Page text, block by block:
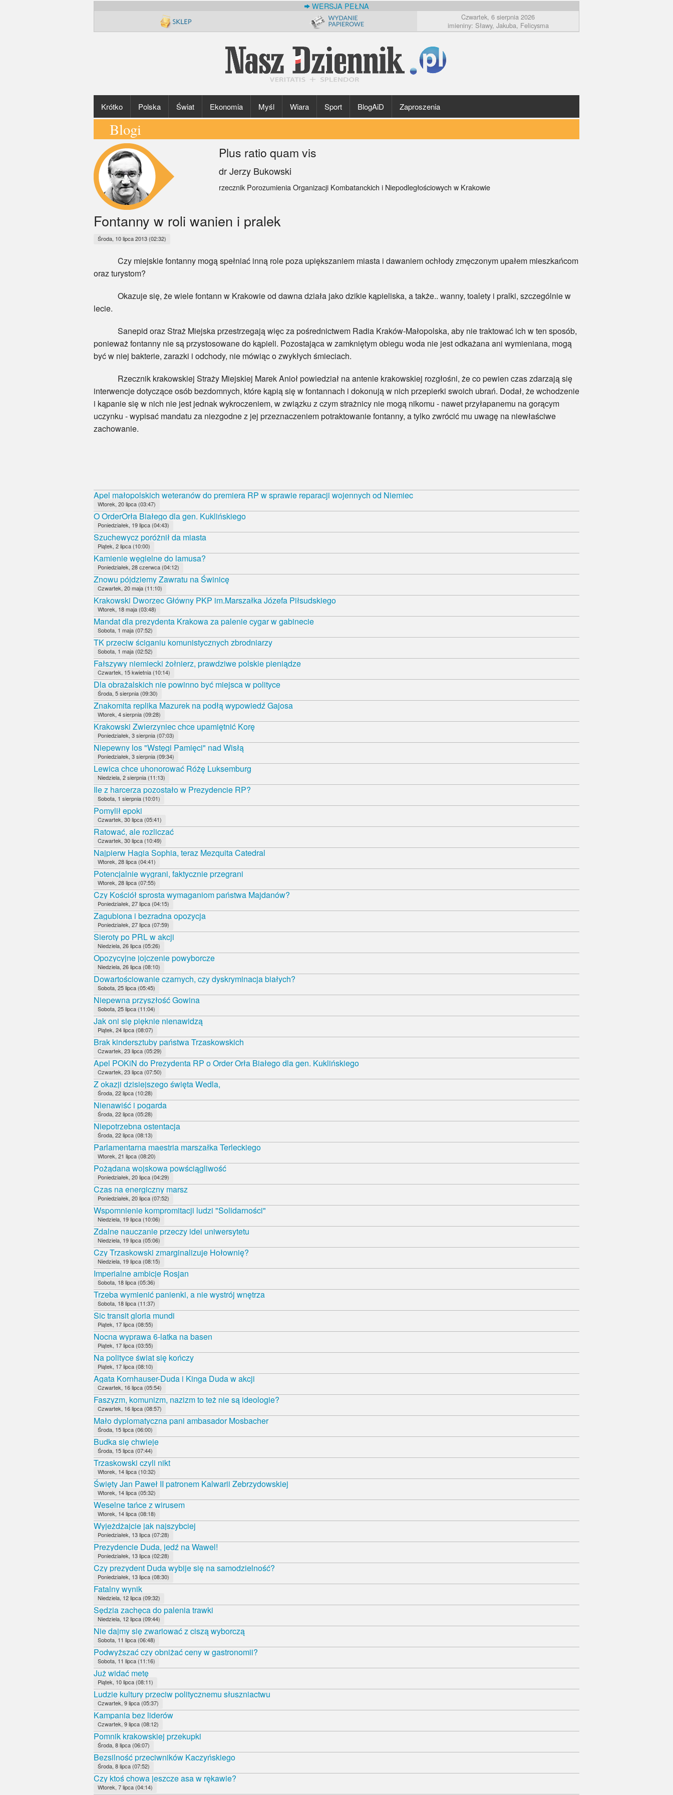
WERSJA PEŁNA
Czwartek, 6 sierpnia 2026
imieniny: Sławy, Jakuba, Felicysma
Krótko Polska Świat Ekonomia Myśl Wiara Sport BlogAiD Zaproszenia
Blogi
Plus ratio quam vis
dr Jerzy Bukowski
rzecznik Porozumienia Organizacji Kombatanckich i Niepodległościowych w Krakowie
Fontanny w roli wanien i pralek
Środa, 10 lipca 2013 (02:32)
Czy miejskie fontanny mogą spełniać inną role poza upiększaniem miasta i dawaniem ochłody zmęczonym upałem mieszkańcom
oraz turystom?
Okazuje się, że wiele fontann w Krakowie od dawna działa jako dzikie kąpieliska, a także.. wanny, toalety i pralki, szczególnie w
lecie.
Sanepid oraz Straż Miejska przestrzegają więc za pośrednictwem Radia Kraków-Małopolska, aby nie traktować ich w ten sposób,
ponieważ fontanny nie są przystosowane do kąpieli. Pozostająca w zamkniętym obiegu woda nie jest odkażana ani wymieniana, mogą
być w niej bakterie, zarazki i odchody, nie mówiąc o zwykłych śmieciach.
Rzecznik krakowskiej Straży Miejskiej Marek Anioł powiedział na antenie krakowskiej rozgłośni, że co pewien czas zdarzają się
interwencje dotyczące osób bezdomnych, które kąpią się w fontannach i dokonują w nich przepierki swoich ubrań. Dodał, że wchodzenie
i kąpanie się w nich nie jest jednak wykroczeniem, w związku z czym strażnicy nie mogą nikomu - nawet przyłapanemu na gorącym
uczynku - wypisać mandatu za niezgodne z jej przeznaczeniem potraktowanie fontanny, a tylko zwrócić mu uwagę na niewłaściwe
zachowanie.
Apel małopolskich weteranów do premiera RP w sprawie reparacji wojennych od Niemiec
Wtorek, 20 lipca (03:47)
O OrderOrła Białego dla gen. Kuklińskiego
Poniedziałek, 19 lipca (04:43)
Szuchewycz poróżnił da miasta
Piątek, 2 lipca (10:00)
Kamienie węgielne do lamusa?
Poniedziałek, 28 czerwca (04:12)
Znowu pójdziemy Zawratu na Świnicę
Czwartek, 20 maja (11:10)
Krakowski Dworzec Główny PKP im.Marszałka Józefa Piłsudskiego
Wtorek, 18 maja (03:48)
Mandat dla prezydenta Krakowa za palenie cygar w gabinecie
Sobota, 1 maja (07:52)
TK przeciw ściganiu komunistycznych zbrodniarzy
Sobota, 1 maja (02:52)
Fałszywy niemiecki żołnierz, prawdziwe polskie pieniądze
Czwartek, 15 kwietnia (10:14)
Dla obrażalskich nie powinno być miejsca w polityce
Środa, 5 sierpnia (09:30)
Znakomita replika Mazurek na podłą wypowiedź Gajosa
Wtorek, 4 sierpnia (09:28)
Krakowski Zwierzyniec chce upamiętnić Korę
Poniedziałek, 3 sierpnia (07:03)
Niepewny los "Wstęgi Pamięci" nad Wisłą
Poniedziałek, 3 sierpnia (09:34)
Lewica chce uhonorować Różę Luksemburg
Niedziela, 2 sierpnia (11:13)
Ile z harcerza pozostało w Prezydencie RP?
Sobota, 1 sierpnia (10:01)
Pomylił epoki
Czwartek, 30 lipca (05:41)
Ratować, ale rozliczać
Czwartek, 30 lipca (10:49)
Najpierw Hagia Sophia, teraz Mezquita Catedral
Wtorek, 28 lipca (04:41)
Potencjalnie wygrani, faktycznie przegrani
Wtorek, 28 lipca (07:55)
Czy Kościół sprosta wymaganiom państwa Majdanów?
Poniedziałek, 27 lipca (04:15)
Zagubiona i bezradna opozycja
Poniedziałek, 27 lipca (07:59)
Sieroty po PRL w akcji
Niedziela, 26 lipca (05:26)
Opozycyjne jojczenie powyborcze
Niedziela, 26 lipca (08:10)
Dowartościowanie czarnych, czy dyskryminacja białych?
Sobota, 25 lipca (05:45)
Niepewna przyszłość Gowina
Sobota, 25 lipca (11:04)
Jak oni się pięknie nienawidzą
Piątek, 24 lipca (08:07)
Brak kindersztuby państwa Trzaskowskich
Czwartek, 23 lipca (05:29)
Apel POKiN do Prezydenta RP o Order Orła Białego dla gen. Kuklińskiego
Czwartek, 23 lipca (07:50)
Z okazji dzisiejszego święta Wedla,
Środa, 22 lipca (10:28)
Nienawiść i pogarda
Środa, 22 lipca (05:28)
Niepotrzebna ostentacja
Środa, 22 lipca (08:13)
Parlamentarna maestria marszałka Terleckiego
Wtorek, 21 lipca (08:20)
Pożądana wojskowa powściągliwość
Poniedziałek, 20 lipca (04:29)
Czas na energiczny marsz
Poniedziałek, 20 lipca (07:52)
Wspomnienie kompromitacji ludzi "Solidarności"
Niedziela, 19 lipca (10:06)
Zdalne nauczanie przeczy idei uniwersytetu
Niedziela, 19 lipca (05:06)
Czy Trzaskowski zmarginalizuje Hołownię?
Niedziela, 19 lipca (08:15)
Imperialne ambicje Rosjan
Sobota, 18 lipca (05:36)
Trzeba wymienić panienki, a nie wystrój wnętrza
Sobota, 18 lipca (11:37)
Sic transit gloria mundi
Piątek, 17 lipca (08:55)
Nocna wyprawa 6-latka na basen
Piątek, 17 lipca (03:55)
Na polityce świat się kończy
Piątek, 17 lipca (08:10)
Agata Kornhauser-Duda i Kinga Duda w akcji
Czwartek, 16 lipca (05:54)
Faszyzm, komunizm, nazizm to też nie są ideologie?
Czwartek, 16 lipca (08:57)
Mało dyplomatyczna pani ambasador Mosbacher
Środa, 15 lipca (06:00)
Budka się chwieje
Środa, 15 lipca (07:44)
Trzaskowski czyli nikt
Wtorek, 14 lipca (10:32)
Święty Jan Paweł II patronem Kalwarii Zebrzydowskiej
Wtorek, 14 lipca (05:32)
Weselne tańce z wirusem
Wtorek, 14 lipca (08:18)
Wyjeżdżajcie jak najszybciej
Poniedziałek, 13 lipca (07:28)
Prezydencie Duda, jedź na Wawel!
Poniedziałek, 13 lipca (02:28)
Czy prezydent Duda wybije się na samodzielność?
Poniedziałek, 13 lipca (08:30)
Fatalny wynik
Niedziela, 12 lipca (09:32)
Sędzia zachęca do palenia trawki
Niedziela, 12 lipca (09:44)
Nie dajmy się zwariować z ciszą wyborczą
Sobota, 11 lipca (06:48)
Podwyższać czy obniżać ceny w gastronomii?
Sobota, 11 lipca (11:16)
Już widać metę
Piątek, 10 lipca (08:11)
Ludzie kultury przeciw politycznemu słuszniactwu
Czwartek, 9 lipca (05:37)
Kampania bez liderów
Czwartek, 9 lipca (08:12)
Pomnik krakowskiej przekupki
Środa, 8 lipca (06:07)
Bezsilność przeciwników Kaczyńskiego
Środa, 8 lipca (07:52)
Czy ktoś chowa jeszcze asa w rękawie?
Wtorek, 7 lipca (04:14)